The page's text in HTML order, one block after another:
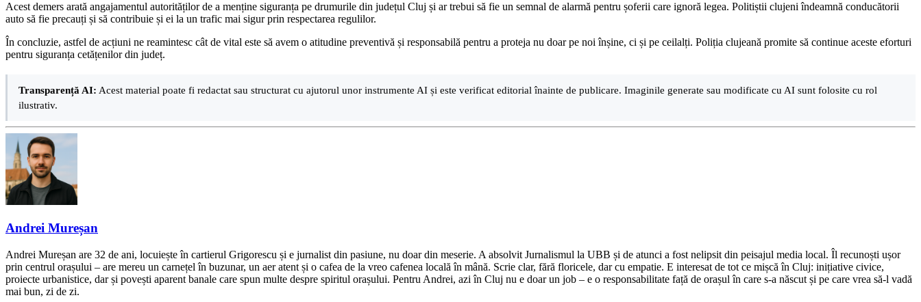
Acest demers arată angajamentul autorităților de a menține siguranța pe drumurile din județul Cluj și ar trebui să fie un semnal de alarmă pentru șoferii care ignoră legea. Politiștii clujeni îndeamnă conducătorii
auto să fie precauți și să contribuie și ei la un trafic mai sigur prin respectarea regulilor.
În concluzie, astfel de acțiuni ne reamintesc cât de vital este să avem o atitudine preventivă și responsabilă pentru a proteja nu doar pe noi înșine, ci și pe ceilalți. Poliția clujeană promite să continue aceste eforturi
pentru siguranța cetățenilor din județ.
Transparență AI: Acest material poate fi redactat sau structurat cu ajutorul unor instrumente AI și este verificat editorial înainte de publicare. Imaginile generate sau modificate cu AI sunt folosite cu rol
ilustrativ.
Andrei Mureșan
Andrei Mureșan are 32 de ani, locuiește în cartierul Grigorescu și e jurnalist din pasiune, nu doar din meserie. A absolvit Jurnalismul la UBB și de atunci a fost nelipsit din peisajul media local. Îl recunoști ușor
prin centrul orașului – are mereu un carnețel în buzunar, un aer atent și o cafea de la vreo cafenea locală în mână. Scrie clar, fără floricele, dar cu empatie. E interesat de tot ce mișcă în Cluj: inițiative civice,
proiecte urbanistice, dar și povești aparent banale care spun multe despre spiritul orașului. Pentru Andrei, azi în Cluj nu e doar un job – e o responsabilitate față de orașul în care s-a născut și pe care vrea să-l vadă
mai bun, zi de zi.